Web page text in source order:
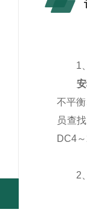
1、
不平
员查
DC4
2、